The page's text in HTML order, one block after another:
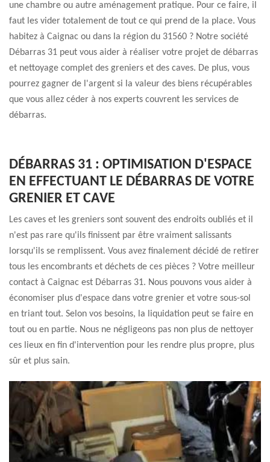
une chambre ou autre aménagement pratique. Pour ce faire, il
faut les vider totalement de tout ce qui prend de la place. Vous
habitez à Caignac ou dans la région du 31560 ? Notre société
Débarras 31 peut vous aider à réaliser votre projet de débarras
et nettoyage complet des greniers et des caves. De plus, vous
pourrez gagner de l'argent si la valeur des biens récupérables
que vous allez céder à nos experts couvrent les services de
débarras.
DÉBARRAS 31 : OPTIMISATION D'ESPACE
EN EFFECTUANT LE DÉBARRAS DE VOTRE
GRENIER ET CAVE
Les caves et les greniers sont souvent des endroits oubliés et il
n'est pas rare qu'ils finissent par être vraiment salissants
lorsqu'ils se remplissent. Vous avez finalement décidé de retirer
tous les encombrants et déchets de ces pièces ? Votre meilleur
contact à Caignac est Débarras 31. Nous pouvons vous aider à
économiser plus d'espace dans votre grenier et votre sous-sol
en triant tout. Selon vos besoins, la liquidation peut se faire en
tout ou en partie. Nous ne négligeons pas non plus de nettoyer
ces lieux en fin d'intervention pour les rendre plus propre, plus
sûr et plus sain.